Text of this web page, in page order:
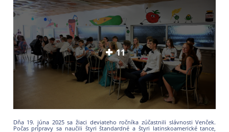
11
Dňa 19. júna 2025 sa žiaci deviateho ročníka zúčastnili slávnosti Venček.
Počas prípravy sa naučili štyri štandardné a štyri latinskoamerické tance,